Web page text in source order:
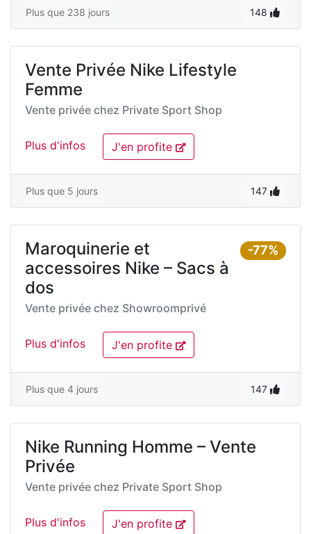
Plus que 238 jours 148
Vente Privée Nike Lifestyle
Femme
Vente privée chez Private Sport Shop
Plus d'infos J'en profite
Plus que 5 jours 147
-77%
Maroquinerie et
accessoires Nike – Sacs à
dos
Vente privée chez Showroomprivé
Plus d'infos J'en profite
Plus que 4 jours 147
Nike Running Homme – Vente
Privée
Vente privée chez Private Sport Shop
Plus d'infos J'en profite